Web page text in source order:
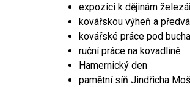
expozici k dějinám
kovářskou výheň a
kovářské práce pod
ruční práce na kovadlině
Hamernický den
pamětní síň Jindřicha